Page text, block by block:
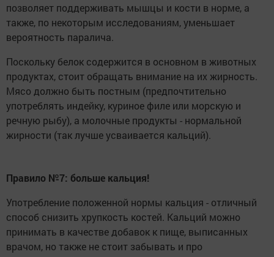
позволяет поддерживать мышцы и кости в норме, а
также, по некоторым исследованиям, уменьшает
вероятность паралича.
Поскольку белок содержится в основном в животных
продуктах, стоит обращать внимание на их жирность.
Мясо должно быть постным (предпочтительно
употреблять индейку, куриное филе или морскую и
речную рыбу), а молочные продукты - нормальной
жирности (так лучше усваивается кальций).
Правило №7: больше кальция!
Употребление положенной нормы кальция - отличный
способ снизить хрупкость костей. Кальций можно
принимать в качестве добавок к пище, выписанных
врачом, но также не стоит забывать и про